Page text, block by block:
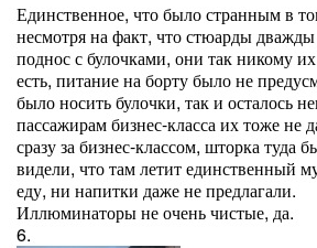
Единственное, что было странным в
несмотря на факт, что стюарды
поднос с булочками, они так никому
есть, питание на борту было не
было носить булочки, так и осталось
пассажирам бизнес-класса их тоже не
сразу за бизнес-классом, шторка туда
видели, что там летит единственный
еду, ни напитки даже не предлагали.
Иллюминаторы не очень чистые, да.
6.